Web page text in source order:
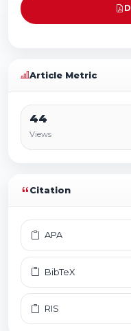
Article Metric
44
Views
Citation
APA
BibTeX
RIS